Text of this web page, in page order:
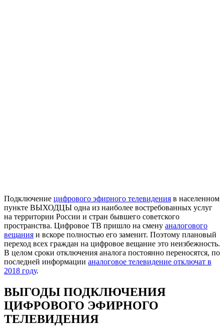
Подключение цифрового эфирного телевидения в населенном
пункте ВЫХОДЦЫ одна из наиболее востребованных услуг
на территории России и стран бывшего советского
пространства. Цифровое ТВ пришло на смену аналогового
вещания и вскоре полностью его заменит. Поэтому плановый
переход всех граждан на цифровое вещание это неизбежность.
В целом сроки отключения аналога постоянно переносятся, по
последней информации аналоговое телевидение отключат в
2018 году.
ВЫГОДЫ ПОДКЛЮЧЕНИЯ
ЦИФРОВОГО ЭФИРНОГО
ТЕЛЕВИДЕНИЯ